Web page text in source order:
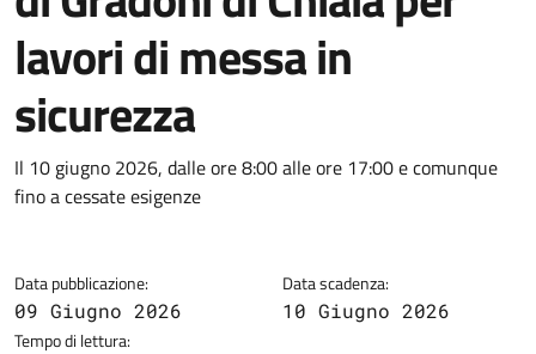
lavori di messa in
sicurezza
Dettagli della notizia
Il 10 giugno 2026, dalle ore 8:00 alle ore 17:00 e comunque
fino a cessate esigenze
Data pubblicazione:
09 Giugno 2026
Data scadenza:
10 Giugno 2026
Tempo di lettura: